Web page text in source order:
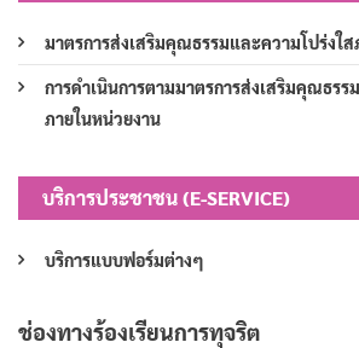
มาตรการส่งเสริมคุณธรรมและความโปร่งใ
การดำเนินการตามมาตรการส่งเสริมคุณธรร
ภายในหน่วยงาน
บริการประชาชน (E-SERVICE)
บริการแบบฟอร์มต่างๆ
ช่องทางร้องเรียนการทุจริต